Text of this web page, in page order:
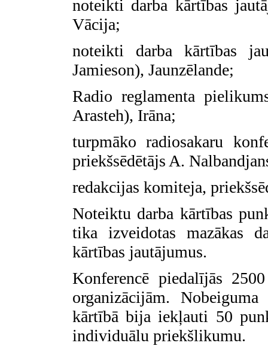
noteikti darba kārtības
Vācija;
noteikti darba kārtības
Jamieson), Jaunzēlande;
Radio reglamenta
Arasteh), Irāna;
turpmāko radiosakaru
priekšsēdētājs A.
redakcijas komiteja,
Noteiktu darba kārtības
tika izveidotas mazākas
kārtības jautājumus.
Konferencē piedalījās
organizācijām.
kārtībā bija iekļauti 50
individuālu priekšlikumu.